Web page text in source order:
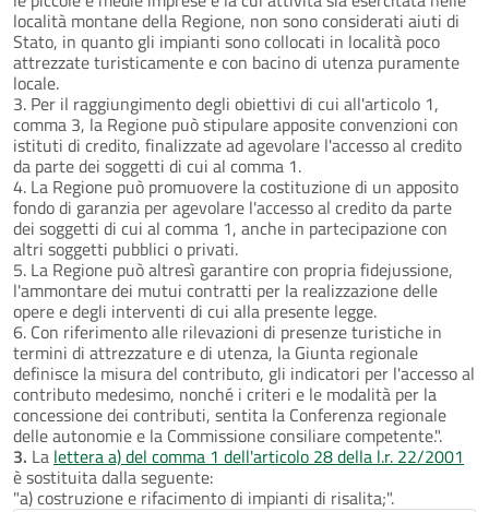
località montane della Regione, non sono considerati aiuti di
Stato, in quanto gli impianti sono collocati in località poco
attrezzate turisticamente e con bacino di utenza puramente
locale.
3. Per il raggiungimento degli obiettivi di cui all'articolo 1,
comma 3, la Regione può stipulare apposite convenzioni con
istituti di credito, finalizzate ad agevolare l'accesso al credito
da parte dei soggetti di cui al comma 1.
4. La Regione può promuovere la costituzione di un apposito
fondo di garanzia per agevolare l'accesso al credito da parte
dei soggetti di cui al comma 1, anche in partecipazione con
altri soggetti pubblici o privati.
5. La Regione può altresì garantire con propria fidejussione,
l'ammontare dei mutui contratti per la realizzazione delle
opere e degli interventi di cui alla presente legge.
6. Con riferimento alle rilevazioni di presenze turistiche in
termini di attrezzature e di utenza, la Giunta regionale
definisce la misura del contributo, gli indicatori per l'accesso al
contributo medesimo, nonché i criteri e le modalità per la
concessione dei contributi, sentita la Conferenza regionale
delle autonomie e la Commissione consiliare competente.".
3. La lettera a) del comma 1 dell'articolo 28 della l.r. 22/2001
è sostituita dalla seguente:
"a) costruzione e rifacimento di impianti di risalita;".